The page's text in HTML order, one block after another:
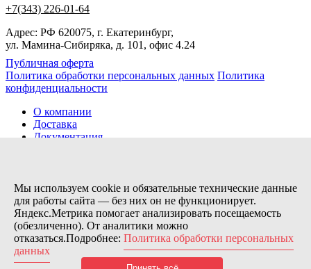
+7(343) 226-01-64
Адрес: РФ 620075, г. Екатеринбург,
ул. Мамина-Сибиряка, д. 101, офис 4.24
Публичная оферта
Политика обработки персональных данных Политика
конфиденциальности
О компании
Доставка
Документация
Контакты
Заказов сегодня / Всего
11154
Нас можно найти тут:
Мы используем cookie и обязательные технические данные
для работы сайта — без них он не функционирует.
Яндекс.Метрика помогает анализировать посещаемость
(обезличенно). От аналитики можно
отказаться.Подробнее: Политика обработки персональных
данных